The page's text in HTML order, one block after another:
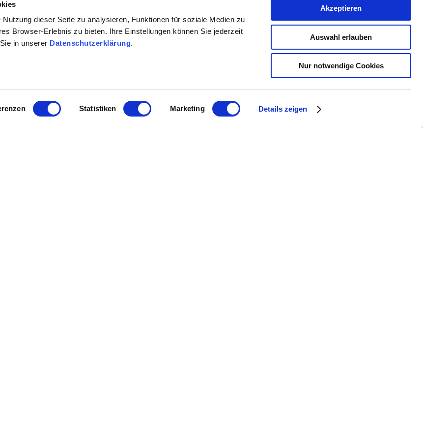
dieser Seite zu analysieren, Funktionen für soziale Medien zu
Browser-Erlebnis zu bieten. Ihre Einstellungen können Sie jederzeit
in unserer Datenschutzerklärung.
Statistiken Marketing Details zeigen
Akzeptieren
Auswahl erlauben
Nur notwendige Cookies
weekend van augustus, verdere informatie zie website